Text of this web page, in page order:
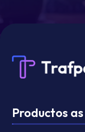
Productos